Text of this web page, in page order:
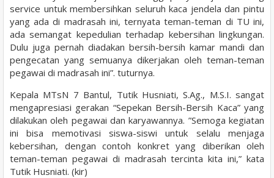
service untuk membersihkan seluruh kaca jendela dan pintu
yang ada di madrasah ini, ternyata teman-teman di TU ini,
ada semangat kepedulian terhadap kebersihan lingkungan.
Dulu juga pernah diadakan bersih-bersih kamar mandi dan
pengecatan yang semuanya dikerjakan oleh teman-teman
pegawai di madrasah ini”. tuturnya.
Kepala MTsN 7 Bantul, Tutik Husniati, S.Ag., M.S.I. sangat
mengapresiasi gerakan “Sepekan Bersih-Bersih Kaca” yang
dilakukan oleh pegawai dan karyawannya. ”Semoga kegiatan
ini bisa memotivasi siswa-siswi untuk selalu menjaga
kebersihan, dengan contoh konkret yang diberikan oleh
teman-teman pegawai di madrasah tercinta kita ini,” kata
Tutik Husniati. (kir)